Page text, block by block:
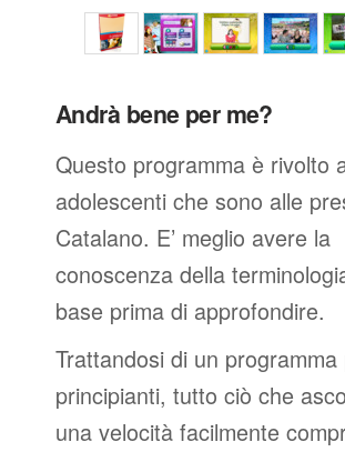
Andrà bene per me?
Questo programma è rivolto
adolescenti che sono alle
Catalano. E’ meglio avere la
conoscenza della
base prima di approfondire.
Trattandosi di un programma
principianti, tutto ciò che
una velocità facilmente